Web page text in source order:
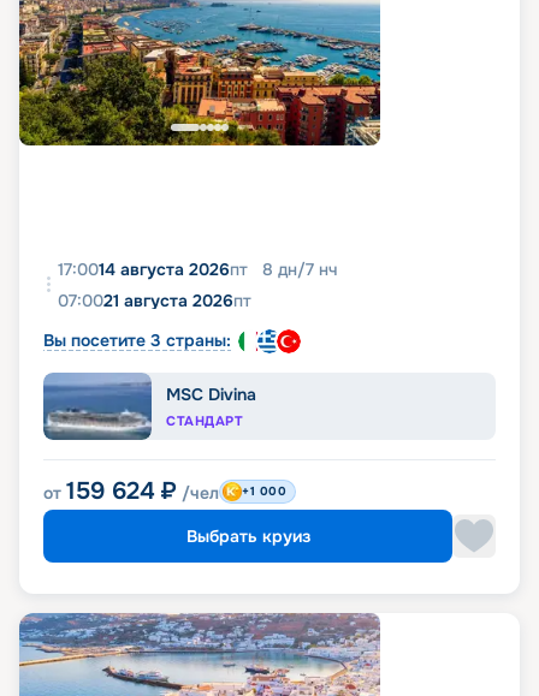
17:0014 августа 2026пт 8 дн/7 нч
07:0021 августа 2026пт
Вы посетите 3 страны:
MSC Divina
СТАНДАРТ
от 159 624 ₽ /чел +1 000
Выбрать круиз